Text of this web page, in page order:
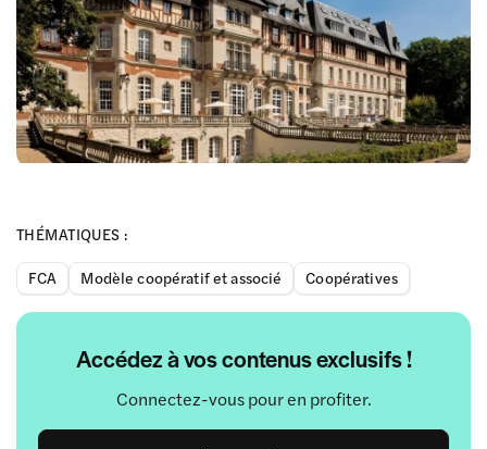
THÉMATIQUES :
FCA
Modèle coopératif et associé Coopératives
Accédez à vos contenus exclusifs !
Connectez-vous pour en profiter.